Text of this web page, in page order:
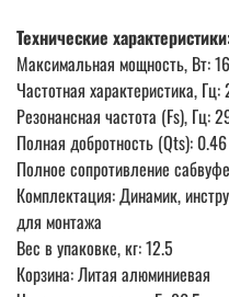
Технические
Максимальная мощность, Вт:
Частотная характеристика,
Резонансная частота (Fs), Гц:
Полная добротность (Qts): 0.46
Полное сопротивление
Комплектация: Динамик,
для монтажа
Вес в упаковке, кг: 12.5
Корзина: Литая алюминиевая